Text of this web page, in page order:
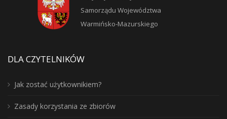
Samorządu Województwa
Warmińsko-Mazurskiego
DLA CZYTELNIKÓW
Jak zostać użytkownikiem?
Zasady korzystania ze zbiorów